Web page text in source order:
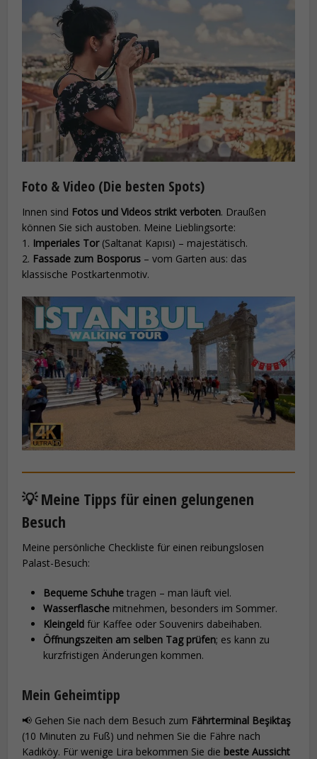
Foto & Video (Die besten Spots)
Innen sind Fotos und Videos strikt verboten. Draußen
können Sie sich austoben. Meine Lieblingsorte:
1. Imperiales Tor(Saltanat Kapısı) – majestätisch.
2. Fassade zum Bosporus – vom Garten aus: das
klassische Postkartenmotiv.
💡 Meine Tipps für einen gelungenen
Besuch
Meine persönliche Checkliste für einen reibungslosen
Palast-Besuch:
Bequeme Schuhe tragen – man läuft viel.
Wasserflasche mitnehmen, besonders im Sommer.
Kleingeld für Kaffee oder Souvenirs dabeihaben.
Öffnungszeiten am selben Tag prüfen; es kann zu
kurzfristigen Änderungen kommen.
Mein Geheimtipp
📢 Gehen Sie nach dem Besuch zum Fährterminal Beşiktaş
(10 Minuten zu Fuß) und nehmen Sie die Fähre nach
Kadıköy. Für wenige Lira bekommen Sie die beste Aussicht